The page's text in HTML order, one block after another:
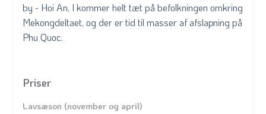
by - Hoi An, I kommer helt tæt på befolkningen omkring
Mekongdeltaet, og der er tid til masser af afslapning på
Phu Quoc.
Priser
Lavsæson (november og april)